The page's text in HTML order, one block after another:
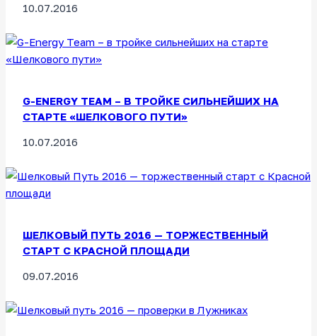
10.07.2016
G-ENERGY TEAM – В ТРОЙКЕ СИЛЬНЕЙШИХ НА
СТАРТЕ «ШЕЛКОВОГО ПУТИ»
10.07.2016
ШЕЛКОВЫЙ ПУТЬ 2016 — ТОРЖЕСТВЕННЫЙ
СТАРТ С КРАСНОЙ ПЛОЩАДИ
09.07.2016